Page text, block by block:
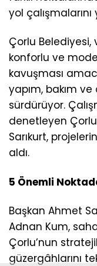
yol
Çorlu
konforlu ve
kavuşması
yapım, bakım ve
sürdürüyor.
denetleyen
Sarıkurt,
aldı.
5 Önemli
Başkan Ahmet
Adnan Kum,
Çorlu’nun
güzergâhlarını